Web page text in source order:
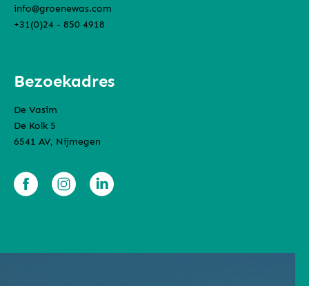
info@groenewas.com
+31(0)24 - 850 4918
Bezoekadres
De Vasim
De Kolk 5
6541 AV, Nijmegen